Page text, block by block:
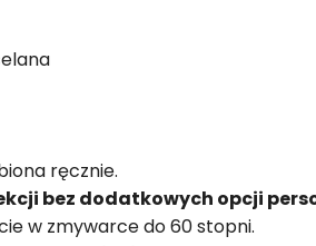
ręcznie.
bez dodatkowych opcji
w zmywarce do 60 stopni.